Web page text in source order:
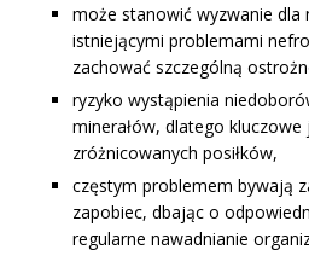
może stanowić wyzwanie dla
istniejącymi problemami
zachować szczególną
ryzyko wystąpienia
minerałów, dlatego
zróżnicowanych posiłków,
częstym problemem bywają
zapobiec, dbając o
regularne nawadnianie